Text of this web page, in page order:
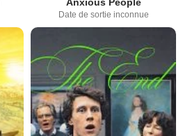
Date de sortie inconnue